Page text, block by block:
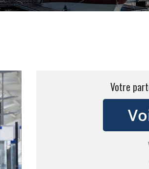
Votre